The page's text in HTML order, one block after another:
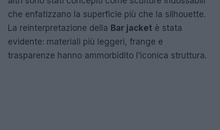
che enfatizzano la superficie più che la silhouette.
La reinterpretazione della Bar jacket è stata
evidente: materiali più leggeri, frange e
trasparenze hanno ammorbidito l’iconica struttura.